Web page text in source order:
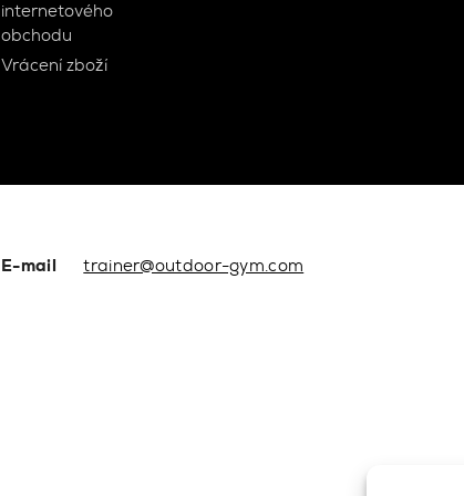
internetového
obchodu
Vrácení zboží
E-mail trainer@outdoor-gym.com